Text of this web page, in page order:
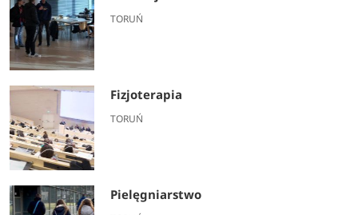
TORUŃ
Fizjoterapia
TORUŃ
Pielęgniarstwo